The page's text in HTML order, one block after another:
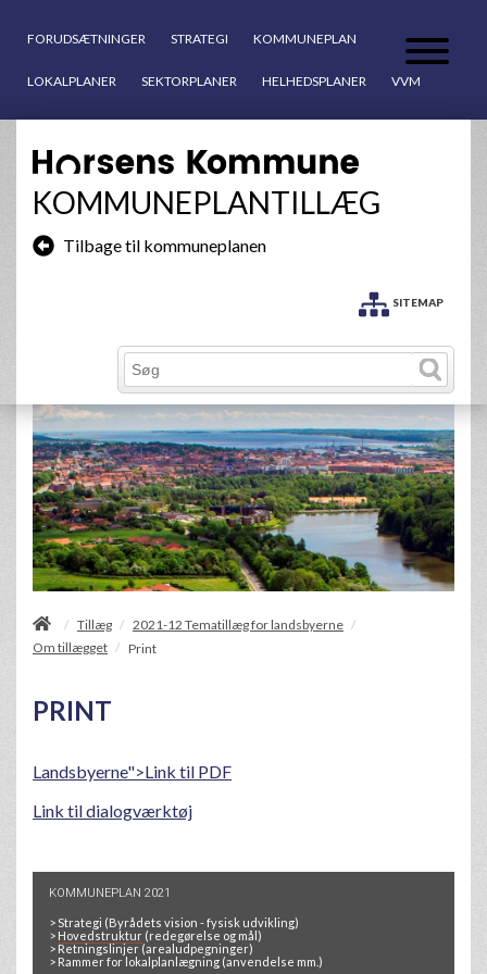
FORUDSÆTNINGER STRATEGI KOMMUNEPLAN
LOKALPLANER SEKTORPLANER HELHEDSPLANER VVM
KOMMUNEPLANTILLÆG
Tilbage til kommuneplanen
SITEMAP
/ Tillæg / 2021-12 Tematillæg for landsbyerne /
Om tillægget / Print
PRINT
Landsbyerne">Link til PDF
Link til dialogværktøj
KOMMUNEPLAN 2021
> Strategi (Byrådets vision - fysisk udvikling)
> Hovedstruktur (redegørelse og mål)
>Retningslinjer(arealudpegninger)
> Rammer for lokalplanlægning (anvendelse mm.)